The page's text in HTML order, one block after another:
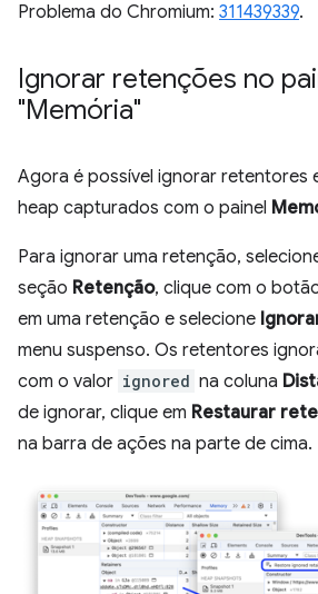
Problema do Chromium: 311439339.
Ignorar retenções no
"Memória"
Agora é possível ignorar retentores
heap capturados com o painel
Para ignorar uma retenção,
seção Retenção, clique com o
em uma retenção e selecione
menu suspenso. Os retentores
com o valor ignored na coluna
de ignorar, clique em Restaurar
na barra de ações na parte de cima.